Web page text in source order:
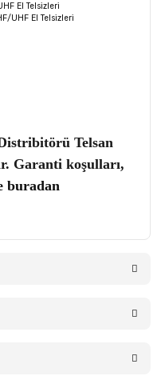
El Telsizleri
UHF El Telsizleri
Telsan
Garanti koşulları,
buradan